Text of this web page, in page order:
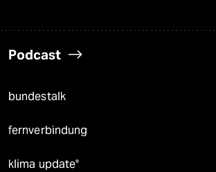
Podcast
bundestalk
fernverbindung
klima update°